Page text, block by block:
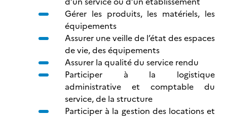
Gérer les produits, les matériels, les
équipements
Assurer une veille de l’état des espaces
de vie, des équipements
Assurer la qualité du service rendu
Participer à la logistique
administrative et comptable du
service, de la structure
Participer à la gestion des locations et